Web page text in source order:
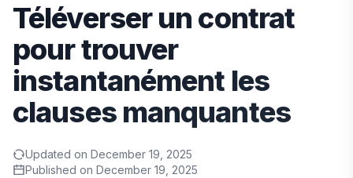
Téléverser un contrat
pour trouver
instantanément les
clauses manquantes
Updated on December 19, 2025
Published on December 19, 2025